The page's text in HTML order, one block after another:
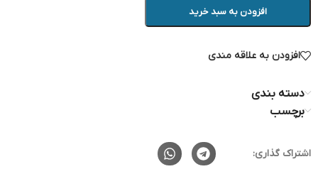
افزودن به سبد خرید
افزودن به علاقه مندی
دسته بندی
برچسب
اشتراک گذاری: